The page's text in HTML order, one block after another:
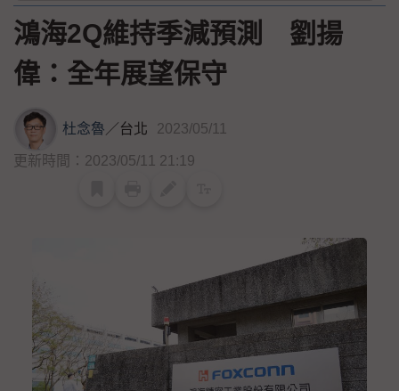
鴻海2Q維持季減預測 劉揚
偉：全年展望保守
杜念魯／台北 2023/05/11
更新時間：2023/05/11 21:19